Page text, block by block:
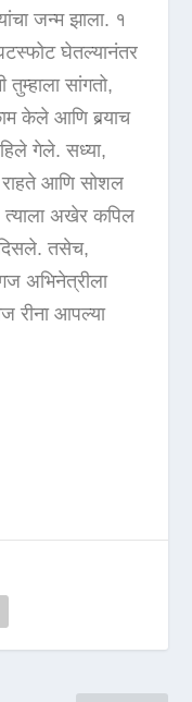
जन्म झाला. १
घेतल्यानंतर
तुम्हाला सांगतो,
केले आणि बर्‍याच
गेले. सध्या,
राहते आणि सोशल
त्याला अखेर कपिल
दिसले. तसेच,
अभिनेत्रीला
रीना आपल्या